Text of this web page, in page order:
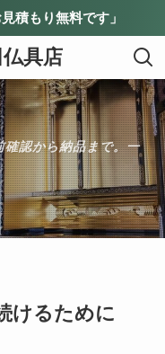
積もり無料です」
具店
確認から納品まで。一
けるために